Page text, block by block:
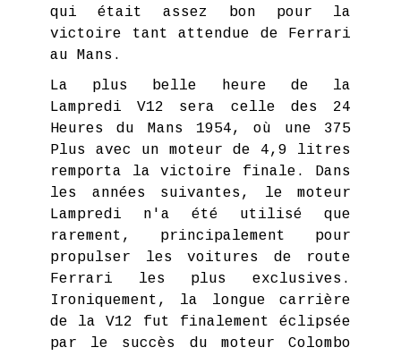
qui était assez bon pour la
victoire tant attendue de Ferrari
au Mans.
La plus belle heure de la
Lampredi V12 sera celle des 24
Heures du Mans 1954, où une 375
Plus avec un moteur de 4,9 litres
remporta la victoire finale. Dans
les années suivantes, le moteur
Lampredi n'a été utilisé que
rarement, principalement pour
propulser les voitures de route
Ferrari les plus exclusives.
Ironiquement, la longue carrière
de la V12 fut finalement éclipsée
par le succès du moteur Colombo